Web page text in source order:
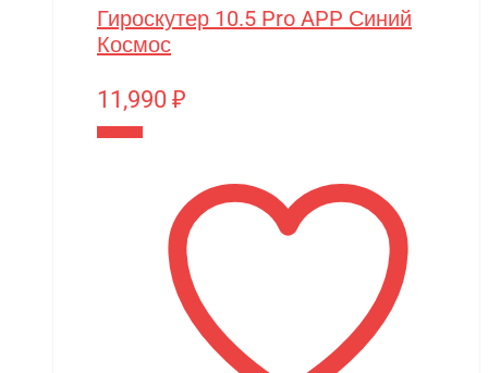
Гироскутер 10.5 Pro APP Синий
Космос
11,990 ₽